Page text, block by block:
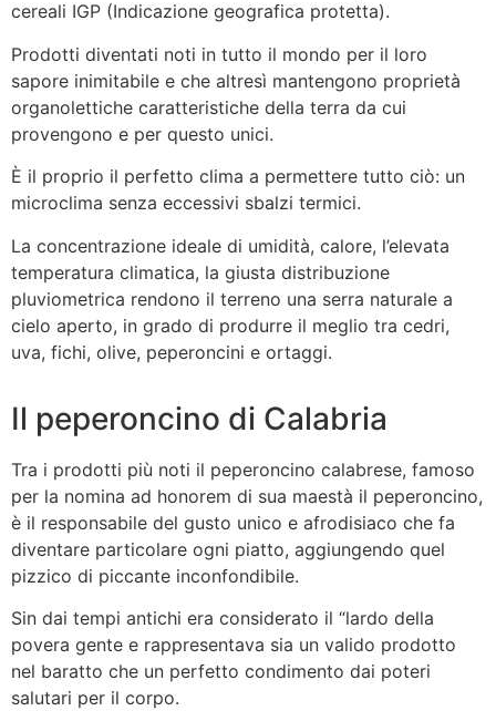
cereali IGP (Indicazione geografica protetta).
Prodotti diventati noti in tutto il mondo per il loro
sapore inimitabile e che altresì mantengono proprietà
organolettiche caratteristiche della terra da cui
provengono e per questo unici.
È il proprio il perfetto clima a permettere tutto ciò: un
microclima senza eccessivi sbalzi termici.
La concentrazione ideale di umidità, calore, l’elevata
temperatura climatica, la giusta distribuzione
pluviometrica rendono il terreno una serra naturale a
cielo aperto, in grado di produrre il meglio tra cedri,
uva, fichi, olive, peperoncini e ortaggi.
Il peperoncino di Calabria
Tra i prodotti più noti il peperoncino calabrese, famoso
per la nomina ad honorem di sua maestà il peperoncino,
è il responsabile del gusto unico e afrodisiaco che fa
diventare particolare ogni piatto, aggiungendo quel
pizzico di piccante inconfondibile.
Sin dai tempi antichi era considerato il “lardo della
povera gente e rappresentava sia un valido prodotto
nel baratto che un perfetto condimento dai poteri
salutari per il corpo.